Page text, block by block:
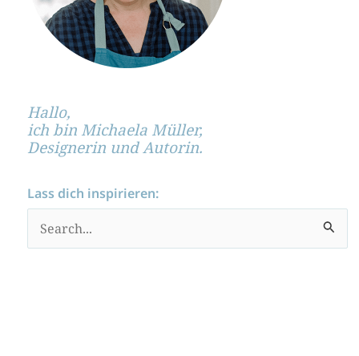
Hallo,
ich bin Michaela Müller,
Designerin und Autorin.
Lass dich inspirieren:
u